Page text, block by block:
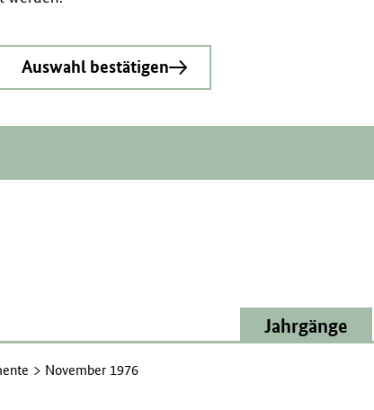
Auswahl bestätigen
Jahrgänge
November 1976